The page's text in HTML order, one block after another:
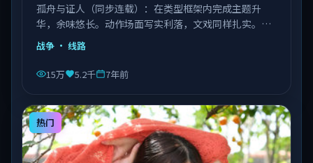
孤舟与证人（同步连载）：在类型框架内完成主题升
华，余味悠长。动作场面写实利落，文戏同样扎实。由
丹尼斯·维伦纽瓦执导，文淇、宋康昊、长泽雅美等主
演，越南出品，类型为战争。
战争 · 线路
15万 5.2千 7年前
热门